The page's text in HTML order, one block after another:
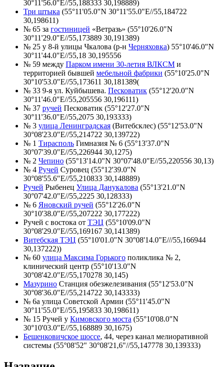
30°11'56.0"E//55,188333 30,198889)
Три штыка (55°11'05.0"N 30°11'55.0"E//55,184722
30,198611)
№ 65 за гостиницей «Ветразь» (55°10'26.0"N
30°11'29.0"E//55,173889 30,191389)
№ 25 у 8-й улицы Чкалова (р-н Черняховка) 55°10'46.0"N
30°11'44.0"E//55,18 30,195556
№ 59 между Парком имени 30-летия ВЛКСМ и
территорией бывшей мебельной фабрики (55°10'25.0"N
30°10'53.0"E//55,173611 30,181389(
№ 33 9-я ул. Куйбышева. Песковатик (55°12'20.0"N
30°11'46.0"E//55,205556 30,196111)
№ 37 ручей Песковатик (55°12'27.0"N
30°11'36.0"E//55,2075 30,193333)
№ 3 улица Ленинградская (Витебсклес) (55°12'53.0"N
30°08'23.0"E//55,214722 30,139722)
№ 1 Тирасполь Гимназия № 6 (55°13'37.0"N
30°07'39.0"E//55,226944 30,1275)
№ 2 Чепино (55°13'14.0"N 30°07'48.0"E//55,220556 30,13)
№ 4 Ручей Суровец (55°12'39.0"N
30°08'55.6"E//55,210833 30,148889)
Ручей Рыбенец Улица Данукалова (55°13'21.0"N
30°07'42.0"E//55,2225 30,128333)
№ 6 Яновский ручей (55°12'26.0"N
30°10'38.0"E//55,207222 30,177222)
Ручей с востока от ТЭЦ (55°10'09.0"N
30°08'29.0"E//55,169167 30,141389)
Витебская ТЭЦ (55°10'01.0"N 30°08'14.0"E///55,166944
30,137222))
№ 60 улица Максима Горького поликлика № 2,
клинический центр (55°10'13.0"N
30°08'42.0"E//55,170278 30,145)
Мазурино Станция обезжелезивания (55°12'53.0"N
30°08'36.0"E//55,214722 30,143333)
№ 6а улица Советской Армии (55°11'45.0"N
30°11'55.0"E//55,195833 30,198611)
№ 15 Ручей у Кимовского моста (55°10'08.0"N
30°10'03.0"E//55,168889 30,1675)
Бешенковичское шоссе, 44, через канал мелиоративной
системы (55°08'52" 30°08'21,6"//55,147778 30,139333)